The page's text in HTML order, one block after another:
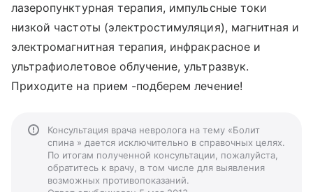
лазеропунктурная терапия, импульсные токи
низкой частоты (электростимуляция), магнитная и
электромагнитная терапия, инфракрасное и
ультрафиолетовое облучение, ультразвук.
Приходите на прием -подберем лечение!
Консультация врача невролога на тему «Болит
спина » дается исключительно в справочных целях.
По итогам полученной консультации, пожалуйста,
обратитесь к врачу, в том числе для выявления
возможных противопоказаний.